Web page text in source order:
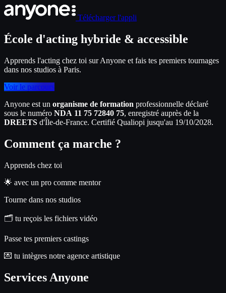
Télécharger l'appli
École d'acting hybride & accessible
Apprends l'acting chez toi sur Anyone et fais tes premiers tournages
dans nos studios à Paris.
Voir le parcours
Anyone est un organisme de formation professionnelle déclaré
sous le numéro NDA 11 75 72840 75
DREETS d'Île-de-France. Certifié Qualiopi jusqu'au 19/10/2028.
Comment ça marche ?
Apprends chez toi
🌟 avec un pro comme mentor
Tourne dans nos studios
🗂️ tu reçois les fichiers vidéo
Passe tes premiers castings
💌 tu intègres notre agence artistique
Services Anyone